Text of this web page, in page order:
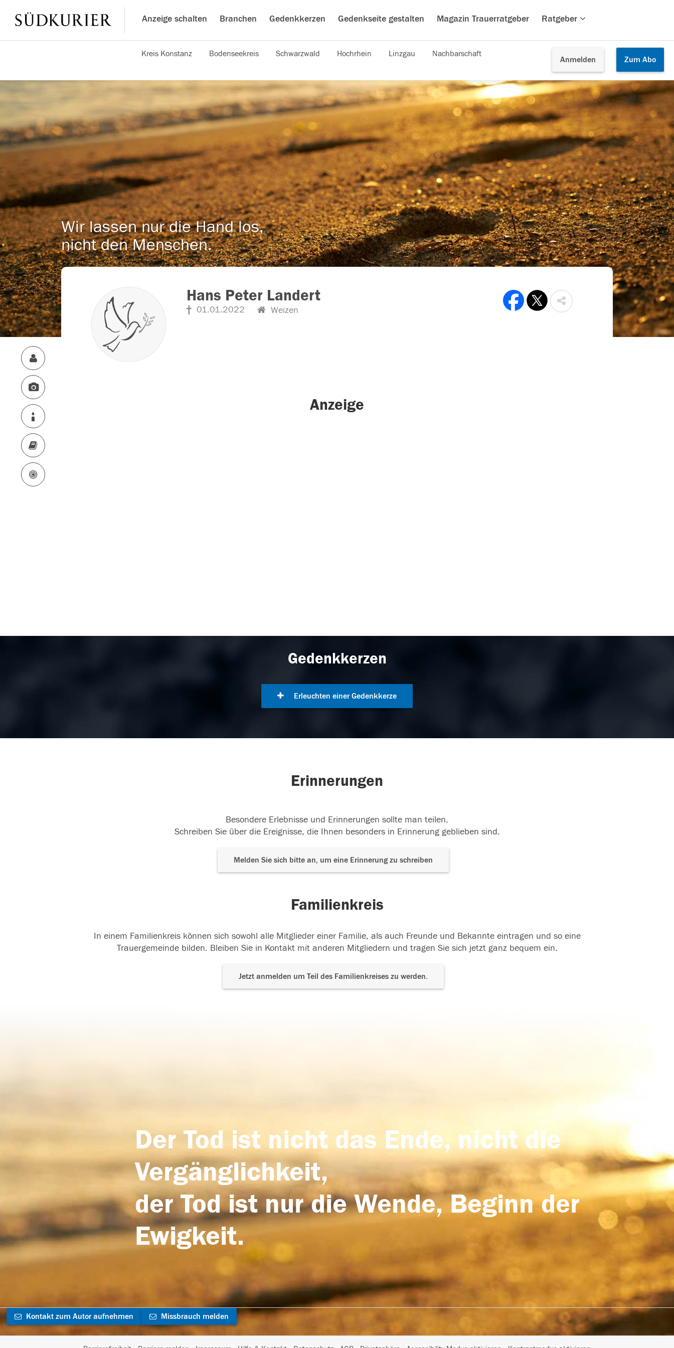
Anzeige schalten Branchen Gedenkkerzen Gedenkseite gestalten Magazin Trauerratgeber Ratgeber
Anmelden Zum Abo
Kreis Konstanz Bodenseekreis Schwarzwald Hochrhein Linzgau Nachbarschaft
Wir lassen nur die Hand los,
nicht den Menschen.
Hans Peter Landert
01.01.2022 Weizen
Anzeige
Gedenkkerzen
Erleuchten einer Gedenkkerze
Erinnerungen
Besondere Erlebnisse und Erinnerungen sollte man teilen.
Schreiben Sie über die Ereignisse, die Ihnen besonders in Erinnerung geblieben sind.
Melden Sie sich bitte an, um eine Erinnerung zu schreiben
Familienkreis
In einem Familienkreis können sich sowohl alle Mitglieder einer Familie, als auch Freunde und Bekannte eintragen und so eine
Trauergemeinde bilden. Bleiben Sie in Kontakt mit anderen Mitgliedern und tragen Sie sich jetzt ganz bequem ein.
Jetzt anmelden um Teil des Familienkreises zu werden.
Der Tod ist nicht das Ende, nicht die
Vergänglichkeit,
der Tod ist nur die Wende, Beginn der
Ewigkeit.
Kontakt zum Autor aufnehmen Missbrauch melden